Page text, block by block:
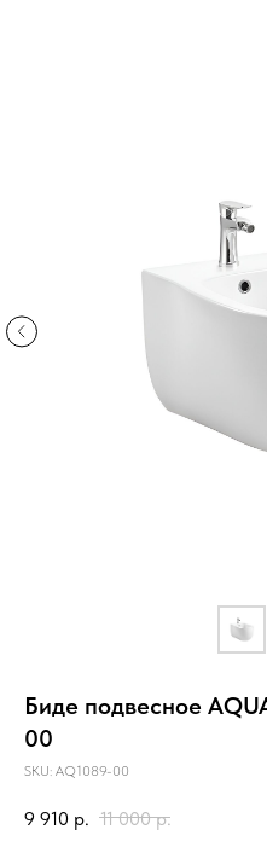
Биде подвесное
00
SKU: AQ1089-00
9 910 р. 11 000 р.